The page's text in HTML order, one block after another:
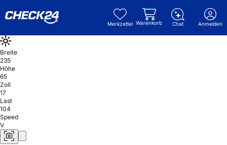
Merkzettel Warenkorb Chat Anmelden
Breite
235
Höhe
65
Zoll
17
Last
104
Speed
V